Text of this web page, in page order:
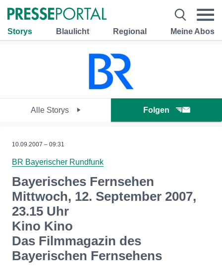
Storys Blaulicht Regional Meine Abos
Alle Storys Folgen
10.09.2007 – 09:31
BR Bayerischer Rundfunk
Bayerisches Fernsehen
Mittwoch, 12. September 2007,
23.15 Uhr
Kino Kino
Das Filmmagazin des
Bayerischen Fernsehens